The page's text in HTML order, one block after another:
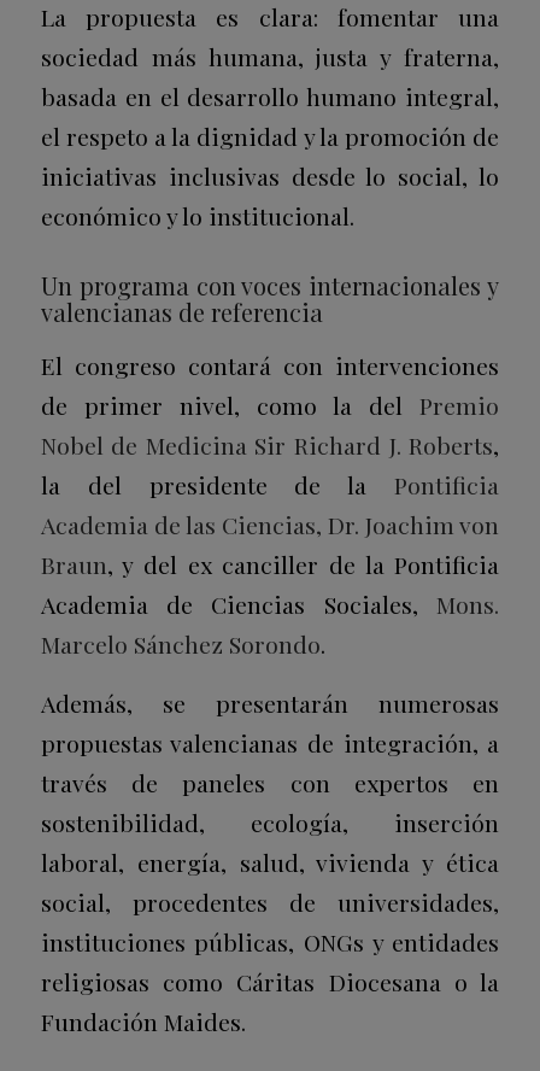
La propuesta es clara: fomentar una
sociedad más humana, justa y fraterna,
basada en el desarrollo humano integral,
el respeto a la dignidad y la promoción de
iniciativas inclusivas desde lo social, lo
económico y lo institucional.
Un programa con voces internacionales y
valencianas de referencia
El congreso contará con intervenciones
de primer nivel, como la del Premio
Nobel de Medicina Sir Richard J. Roberts,
la del presidente de la Pontificia
Academia de las Ciencias, Dr. Joachim von
Braun, y del ex canciller de la Pontificia
Academia de Ciencias Sociales, Mons.
Marcelo Sánchez Sorondo.
Además, se presentarán numerosas
propuestas valencianas de integración, a
través de paneles con expertos en
sostenibilidad, ecología, inserción
laboral, energía, salud, vivienda y ética
social, procedentes de universidades,
instituciones públicas, ONGs y entidades
religiosas como Cáritas Diocesana o la
Fundación Maides.